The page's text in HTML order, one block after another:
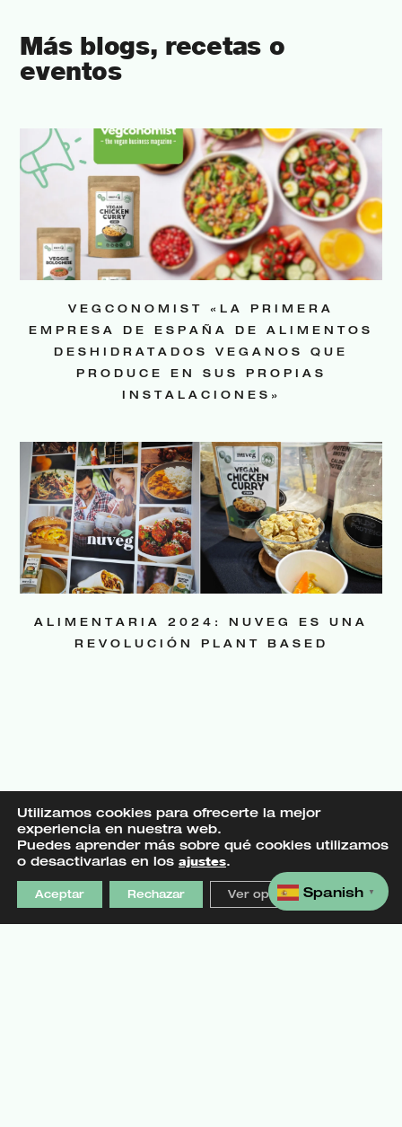
Más blogs, recetas o
eventos
VEGCONOMIST «LA PRIMERA
EMPRESA DE ESPAÑA DE ALIMENTOS
DESHIDRATADOS VEGANOS QUE
PRODUCE EN SUS PROPIAS
INSTALACIONES»
ALIMENTARIA 2024: NUVEG ES UNA
REVOLUCIÓN PLANT BASED
Explora
Familia Nuveg
Recetas
Nuveg
Sobre nosotros
info@nuveg.eu
Spanish ▼
Utilizamos cookies para ofrecerte la mejor
experiencia en nuestra web.
Puedes aprender más sobre qué cookies utilizamos
o desactivarlas en los ajustes.
Aceptar Rechazar Ver opciones